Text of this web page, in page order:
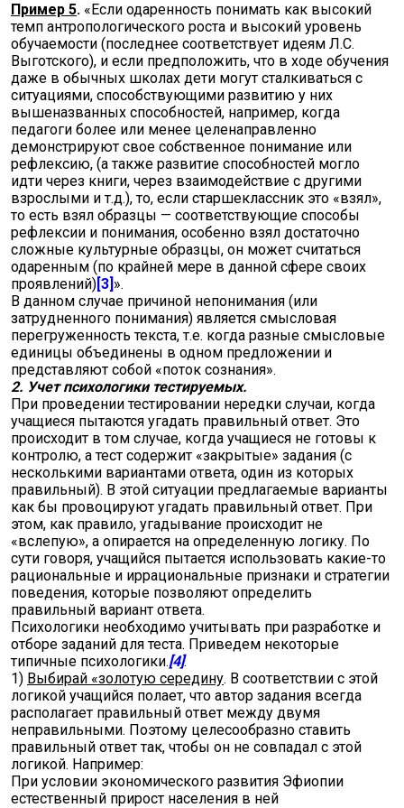
Пример 5. «Если одаренность понимать как высокий
темп антропологического роста и высокий уровень
обучаемости (последнее соответствует идеям Л.С.
Выготского), и если предположить, что в ходе обучения
даже в обычных школах дети могут сталкиваться с
ситуациями, способствующими развитию у них
вышеназванных способностей, например, когда
педагоги более или менее целенаправленно
демонстрируют свое собственное понимание или
рефлексию, (а также развитие способностей могло
идти через книги, через взаимодействие с другими
взрослыми и т.д.), то, если старшеклассник это «взял»,
то есть взял образцы — соответствующие способы
рефлексии и понимания, особенно взял достаточно
сложные культурные образцы, он может считаться
одаренным (по крайней мере в данной сфере своих
проявлений)[3] ».
В данном случае причиной непонимания (или
затрудненного понимания) является смысловая
перегруженность текста, т.е. когда разные смысловые
единицы объединены в одном предложении и
представляют собой «поток сознания».
2. Учет психологики тестируемых.
При проведении тестировании нередки случаи, когда
учащиеся пытаются угадать правильный ответ. Это
происходит в том случае, когда учащиеся не готовы к
контролю, а тест содержит «закрытые» задания (с
несколькими вариантами ответа, один из которых
правильный). В этой ситуации предлагаемые варианты
как бы провоцируют угадать правильный ответ. При
этом, как правило, угадывание происходит не
«вслепую», а опирается на определенную логику. По
сути говоря, учащийся пытается использовать какие-то
рациональные и иррациональные признаки и стратегии
поведения, которые позволяют определить
правильный вариант ответа.
Психологики необходимо учитывать при разработке и
отборе заданий для теста. Приведем некоторые
типичные психологики.[4].
1) Выбирай «золотую середину. В соответствии с этой
логикой учащийся полает, что автор задания всегда
располагает правильный ответ между двумя
неправильными. Поэтому целесообразно ставить
правильный ответ так, чтобы он не совпадал с этой
логикой. Например:
При условии экономического развития Эфиопии
естественный прирост населения в ней